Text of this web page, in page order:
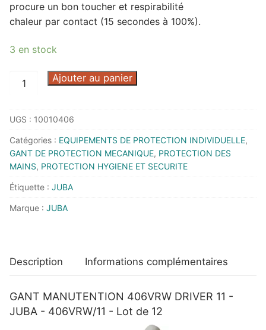
procure un bon toucher et respirabilité
chaleur par contact (15 secondes à 100%).
3 en stock
quantité
MANUTENTION
406VRW
DRIVER
11
-
JUBA
-
Lot
Ajouter au panier
UGS : 10010406
Catégories : EQUIPEMENTS DE PROTECTION INDIVIDUELLE,
GANT DE PROTECTION MECANIQUE, PROTECTION DES
MAINS, PROTECTION HYGIENE ET SECURITE
Étiquette : JUBA
Marque : JUBA
Description Informations complémentaires
GANT MANUTENTION 406VRW DRIVER 11 -
JUBA - 406VRW/11 - Lot de 12